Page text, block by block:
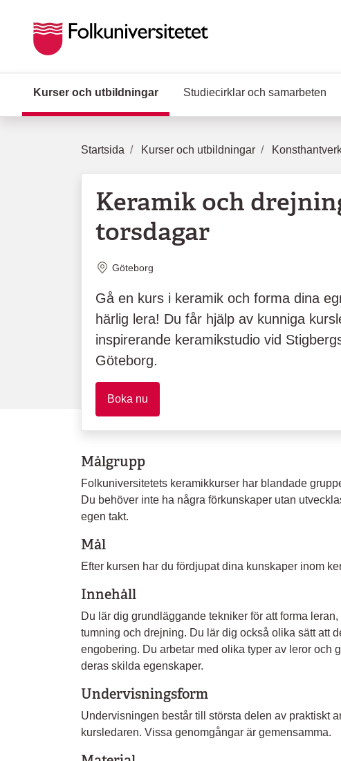
Kurser och utbildningar (Aktuell sida)
Studiecirklar och samarbeten
Startsida Kurser och utbildningar
Keramik och
torsdagar
Plats
Göteborg
Gå en kurs i keramik och forma dina
härlig lera! Du får hjälp av kunniga
inspirerande keramikstudio vid
Göteborg.
Boka nu
Målgrupp
Folkuniversitetets keramikkurser har blandade
Du behöver inte ha några förkunskaper utan
egen takt.
Mål
Efter kursen har du fördjupat dina kunskaper inom
Innehåll
Du lär dig grundläggande tekniker för att forma
tumning och drejning. Du lär dig också olika sätt att
engobering. Du arbetar med olika typer av leror och
deras skilda egenskaper.
Undervisningsform
Undervisningen består till största delen av praktiskt
kursledaren. Vissa genomgångar är gemensamma.